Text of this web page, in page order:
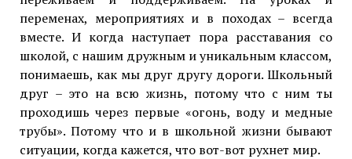
переменах, мероприятиях и в походах – всегда
вместе. И когда наступает пора расставания со
школой, с нашим дружным и уникальным классом,
понимаешь, как мы друг другу дороги. Школьный
друг – это на всю жизнь, потому что с ним ты
проходишь через первые «огонь, воду и медные
трубы». Потому что и в школьной жизни бывают
ситуации, когда кажется, что вот-вот рухнет мир.